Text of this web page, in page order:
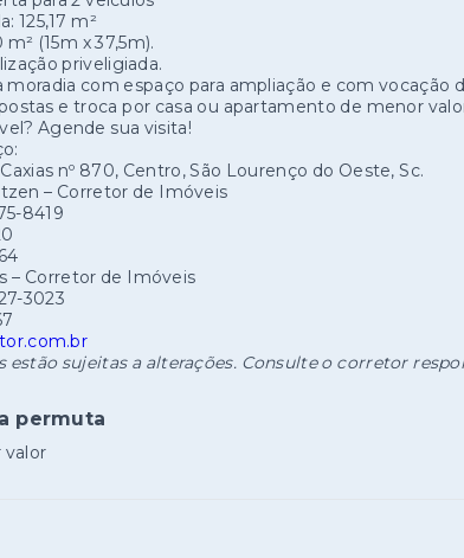
125,17 m²
(15m x 37,5m).
priveligiada.
moradia com espaço para ampliação e com
e troca por casa ou apartamento de menor
Agende sua visita!
nº 870, Centro, São Lourenço do Oeste, Sc.
– Corretor de Imóveis
8419
– Corretor de Imóveis
3023
estão sujeitas a alterações. Consulte o corretor
permuta
valor